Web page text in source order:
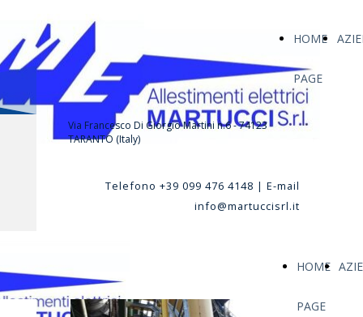
HOME
PAGE
Telefono +39 099 476 4148 | E-mail
info@martuccisrl.it
Via Francesco Di Giorgio Martini n.6 - 74123
TARANTO (Italy)
HOME
PAGE